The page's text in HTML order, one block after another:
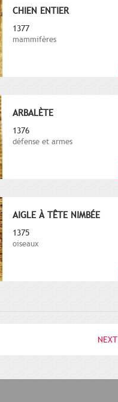
CHIEN ENTIER
1377
mammifères
ARBALÈTE
1376
défense et armes
AIGLE À TÊTE NIMBÉE
1375
oiseaux
NEXT